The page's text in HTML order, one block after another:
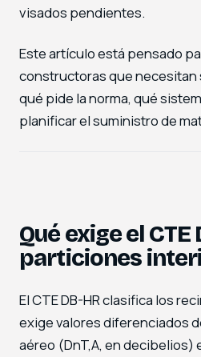
visados pendientes.
Este artículo está pensado
constructoras que
qué pide la norma, qué
planificar el suministro de
Qué exige el CTE
particiones
El CTE DB-HR clasifica los
exige valores diferenciados
aéreo (DnT,A, en decibelios)